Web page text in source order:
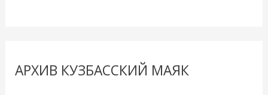
АРХИВ КУЗБАССКИЙ МАЯК